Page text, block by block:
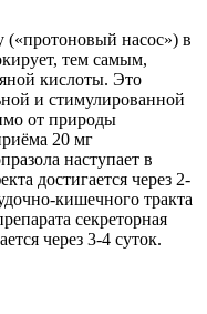
насос») в
тем самым,
кислоты. Это
и стимулированной
от природы
20 мг
наступает в
достигается через 2-
кишечного тракта
секреторная
через 3-4 суток.